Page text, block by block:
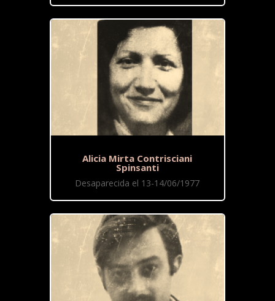
Alicia Mirta Contrisciani
Spinsanti
Desaparecida el 13-14/06/1977